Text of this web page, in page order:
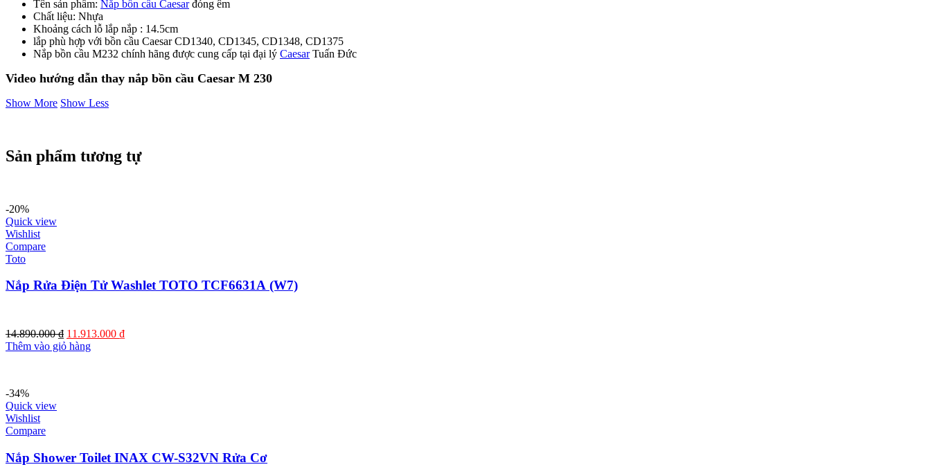
Tên sản phẩm: Nắp bồn cầu Caesarđóng êm
Chất liệu: Nhựa
Khoảng cách lỗ lắp nắp : 14.5cm
lắp phù hợp với bồn cầu Caesar CD1340, CD1345, CD1348, CD1375
Nắp bồn cầu M232 chính hãng được cung cấp tại đại lý CaesarTuấn Đức
Video hướng dẫn thay nắp bồn cầu Caesar M 230
Show More Show Less
Sản phẩm tương tự
-20%
Quick view
Wishlist
Compare
Toto
Nắp Rửa Điện Tử Washlet TOTO TCF6631A (W7)
14.890.000₫ Giá
gốc
11.913.000 ₫Giá
Thêm vào giỏ hàng
-34%
Quick view
Wishlist
Compare
Nắp Shower Toilet INAX CW-S32VN Rửa Cơ